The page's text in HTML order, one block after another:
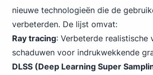
nieuwe technologieën die de
verbeterden. De lijst omvat:
Ray tracing: Verbeterde realistische
schaduwen voor indrukwekkende
DLSS (Deep Learning Super